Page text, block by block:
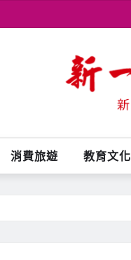
消費旅遊 教育文化